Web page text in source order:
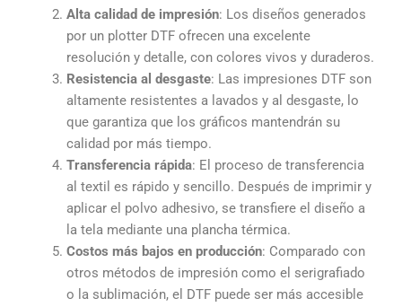
Alta calidad de impresión: Los diseños generados
por un plotter DTF ofrecen una excelente
resolución y detalle, con colores vivos y duraderos.
Resistencia al desgaste: Las impresiones DTF son
altamente resistentes a lavados y al desgaste, lo
que garantiza que los gráficos mantendrán su
calidad por más tiempo.
Transferencia rápida: El proceso de transferencia
al textil es rápido y sencillo. Después de imprimir y
aplicar el polvo adhesivo, se transfiere el diseño a
la tela mediante una plancha térmica.
Costos más bajos en producción: Comparado con
otros métodos de impresión como el serigrafiado
o la sublimación, el DTF puede ser más accesible